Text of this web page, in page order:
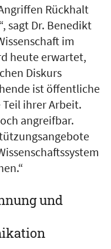
Rückhalt
sagt Dr. Benedikt
im
heute erwartet,
Diskurs
ist öffentliche
ihrer Arbeit.
angreifbar.
und